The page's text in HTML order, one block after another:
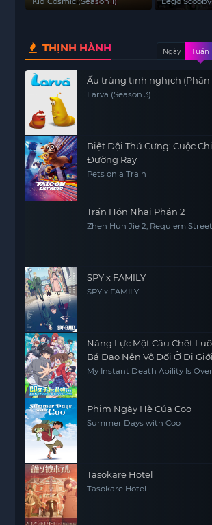
THỊNH HÀNH Ngày Tuần
Ấu trùng tinh nghịch (Phần
Larva (Season 3)
Biệt Đội Thú Cưng: Cuộc
Đường Ray
Pets on a Train
Trấn Hồn Nhai Phần 2
Zhen Hun Jie 2, Requiem
SPY x FAMILY
SPY x FAMILY
Năng Lực Một Câu Chết
Bá Đạo Nên Vô Đối Ở Dị Giới
My Instant Death Ability Is
Phim Ngày Hè Của Coo
Summer Days with Coo
Tasokare Hotel
Tasokare Hotel